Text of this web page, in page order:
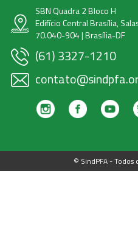
SBN Quadra 2 Bloco H
Edifício Central Brasília,
70.040-904 | Brasília-DF
(61) 3327-1210
© SindPFA - Todos